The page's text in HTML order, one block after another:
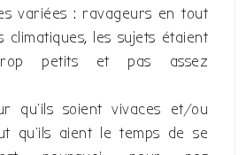
variées : ravageurs en tout
climatiques, les sujets étaient
trop petits et pas assez
qu’ils soient vivaces et/ou
qu’ils aient le temps de se